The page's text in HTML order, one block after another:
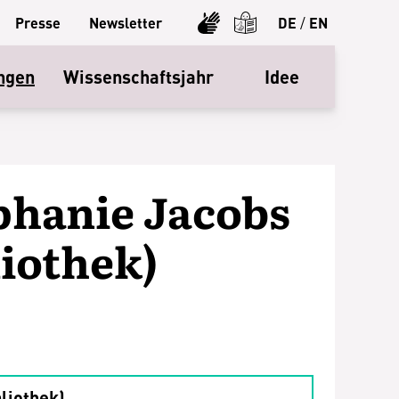
Presse Newsletter DE / EN
Wissenschaftsjahr Idee
Jacobs